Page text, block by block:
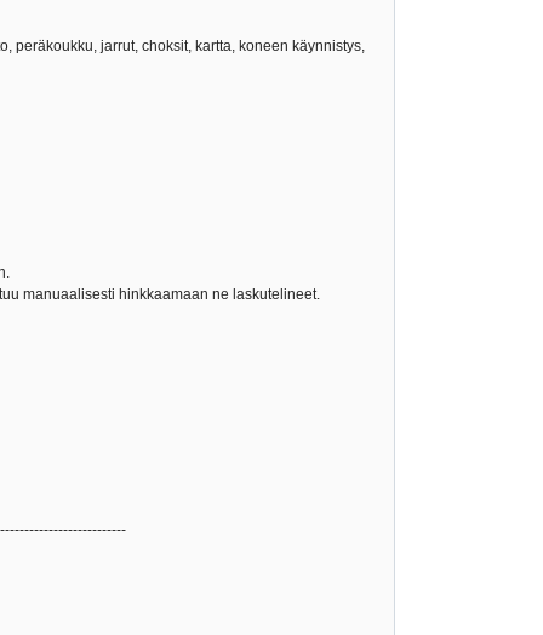
peräkoukku, jarrut, choksit, kartta, koneen käynnistys,
manuaalisesti hinkkaamaan ne laskutelineet.